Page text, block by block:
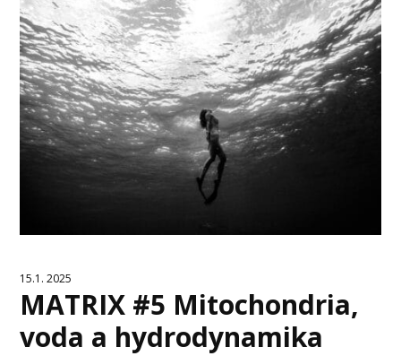
15.1. 2025
MATRIX #5 Mitochondria,
voda a hydrodynamika